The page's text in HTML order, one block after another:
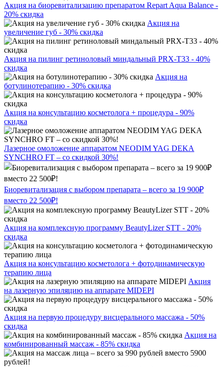
Акция на биоревитализацию препаратом Repart Aqua Balance -
20% скидка
Акция на
увеличение губ - 30% скидка
Акция на пилинг ретиноловый миндальный PRX-T33 - 40%
скидка
Акция на
ботулинотерапию - 30% скидка
Акция на консультацию косметолога + процедура - 90%
скидка
Лазерное омоложение аппаратом NEODIM YAG DEKA
SYNCHRO FT – со скидкой 30%!
Биоревитализация с выбором препарата – всего за 19 900₽
вместо 22 500₽!
Акция на комплексную программу BeautyLizer STT - 20%
скидка
Акция на консультацию косметолога + фотодинамическую
терапию лица
Акция
на лазерную эпиляцию на аппарате MIDEPI
Акция на первую процедуру висцерального массажа - 50%
скидка
Акция на
комбинированный массаж - 85% скидка